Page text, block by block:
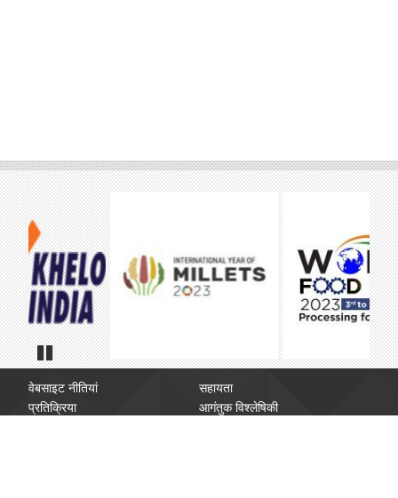
Pause
वेबसाइट नीतियां
सहायता
प्रतिक्रिया
आगंतुक विश्लेषिकी